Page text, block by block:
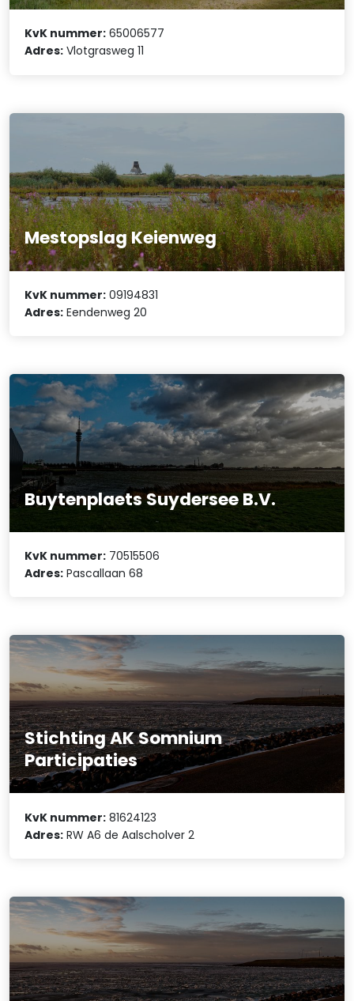
KvK nummer: 65006577
Adres: Vlotgrasweg 11
Mestopslag Keienweg
KvK nummer: 09194831
Adres: Eendenweg 20
Buytenplaets Suydersee B.V.
KvK nummer: 70515506
Adres: Pascallaan 68
Stichting AK Somnium
Participaties
KvK nummer: 81624123
Adres: RW A6 de Aalscholver 2